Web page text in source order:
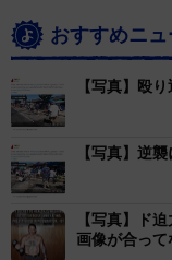
おすすめニュ
【写真】殴
【写真】逆
【写真】ド
画像が合って